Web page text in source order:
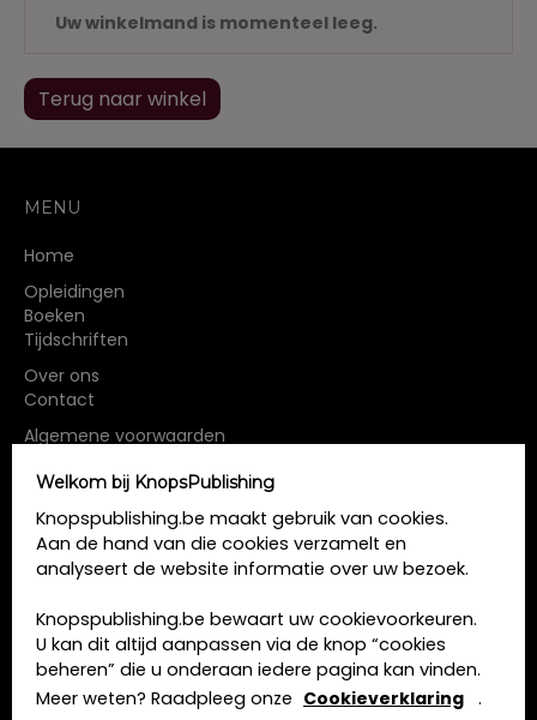
Uw winkelmand is momenteel leeg.
Terug naar winkel
MENU
Home
Opleidingen
Boeken
Tijdschriften
Over ons
Contact
Algemene voorwaarden
Cookie beleid
Kmo-portefeuille
KNOPSPUBLISHING BV
Welkom bij KnopsPublishing
Knopspublishing.be maakt gebruik van cookies.
Aan de hand van die cookies verzamelt en
analyseert de website informatie over uw bezoek.
Knopspublishing.be bewaart uw cookievoorkeuren.
U kan dit altijd aanpassen via de knop “cookies
beheren” die u onderaan iedere pagina kan vinden.
Meer weten? Raadpleeg onze Cookieverklaring .